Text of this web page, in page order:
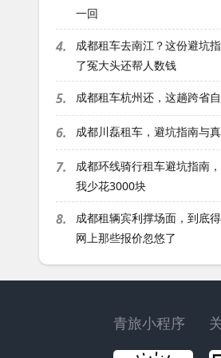
一回
4.
成都租车去南江？这份避坑
了冤大头还帮人数钱
5. 成都租车杭州还，这趟跨省
6. 成都川磊租车，避坑指南与
7.
成都环线骑行租车避坑指南
我少花3000块
8.
成都租辆宾利撑场面，到底
网上那些报价忽悠了
青旅小程序